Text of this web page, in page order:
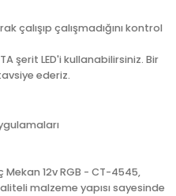
çalışıp çalışmadığını kontrol
şerit LED'i kullanabilirsiniz. Bir
ederiz.
Mekan 12v RGB - CT-4545,
malzeme yapısı sayesinde